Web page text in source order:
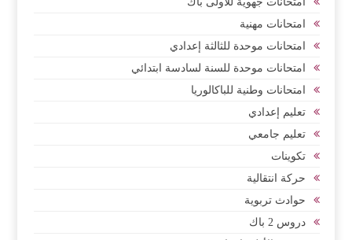
امتحانات مهنية
امتحانات موحدة للثالثة إعدادي
امتحانات موحدة للسنة لسادسة ابتدائي
امتحانات وطنية للباكالوريا
تعليم إعدادي
تعليم جامعي
تكوينات
حركة انتقالية
حوادث تربوية
دروس 2 باك